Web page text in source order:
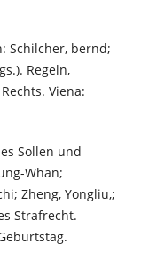
Schilcher, bernd;
Regeln,
Viena:
Sollen und
Whan;
Zheng, Yongliu,;
Strafrecht.